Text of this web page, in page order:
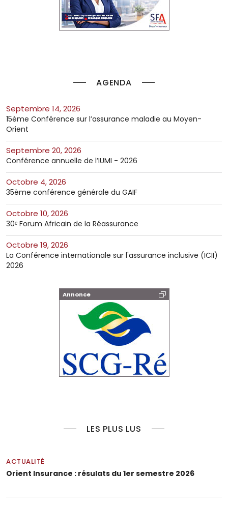
AGENDA
septembre 14, 2026
15ème Conférence sur l’assurance maladie au Moyen-
Orient
septembre 20, 2026
Conférence annuelle de l’IUMI - 2026
octobre 4, 2026
35ème conférence générale du GAIF
octobre 10, 2026
30ᵉ Forum Africain de la Réassurance
octobre 19, 2026
La Conférence internationale sur l'assurance inclusive (ICII)
2026
Annonce
LES PLUS LUS
ACTUALITÉ
Orient Insurance : résulats du 1er semestre 2026